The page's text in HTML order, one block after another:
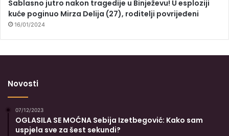
Sablasno jutro nakon tragedije u Binježevu! U esploziji
kuće poginuo Mirza Delija (27), roditelji povrijeđeni
16/01/2024
Novosti
07/12/2023
OGLASILA SE MOĆNA Sebija Izetbegović: Kako sam
uspjela sve za šest sekundi?